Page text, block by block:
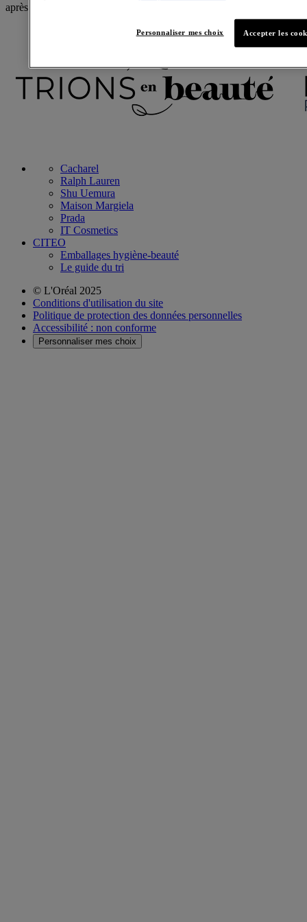
après le démaquillage à l'huile.
Cacharel
Ralph Lauren
Shu Uemura
Maison Margiela
Prada
IT Cosmetics
CITEO
Emballages hygiène-beauté
Le guide du tri
© L'Oréal 2025
Conditions d'utilisation du site
Politique de protection des données personnelles
Accessibilité : non conforme
Personnaliser mes choix
Accepter les
Personnaliser mes choix